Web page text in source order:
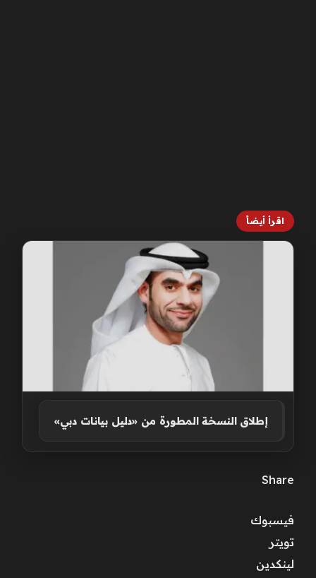
اقرأ أيضاً
إطلاق النسخة المطورة من «دليل بيانات دبي»
Share
فيسبوك
تويتر
لينكدين